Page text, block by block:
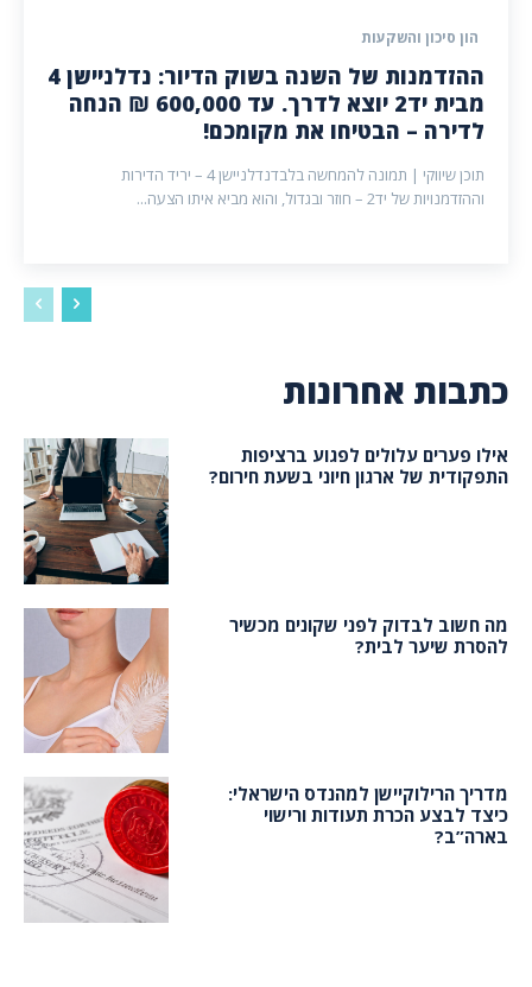
הון סיכון והשקעות
ההזדמנות של השנה בשוק הדיור: נדלניישן 4
מבית יד2 יוצא לדרך. עד 600,000 ₪ הנחה
לדירה – הבטיחו את מקומכם!
תוכן שיווקי | תמונה להמחשה בלבדנדלניישן 4 – יריד הדירות
וההזדמנויות של יד2 – חוזר ובגדול, והוא מביא איתו הצעה...
כתבות אחרונות
אילו פערים עלולים לפגוע ברציפות
התפקודית של ארגון חיוני בשעת חירום?
מה חשוב לבדוק לפני שקונים מכשיר
להסרת שיער לבית?
מדריך הרילוקיישן למהנדס הישראלי:
כיצד לבצע הכרת תעודות ורישוי
בארה”ב?